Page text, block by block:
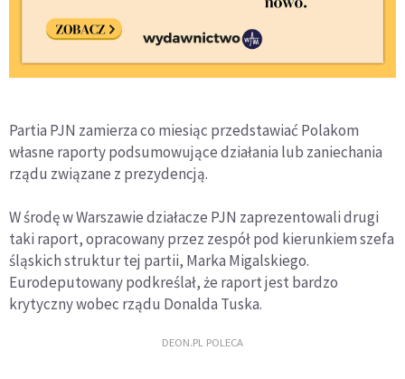
Partia PJN zamierza co miesiąc przedstawiać Polakom
własne raporty podsumowujące działania lub zaniechania
rządu związane z prezydencją.
W środę w Warszawie działacze PJN zaprezentowali drugi
taki raport, opracowany przez zespół pod kierunkiem szefa
śląskich struktur tej partii, Marka Migalskiego.
Eurodeputowany podkreślał, że raport jest bardzo
krytyczny wobec rządu Donalda Tuska.
DEON.PL POLECA